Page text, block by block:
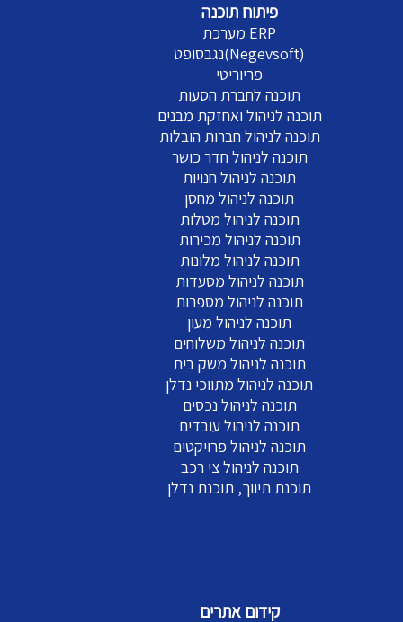
פיתוח תוכנה
מערכת ERP
נגבסופט(Negevsoft)
פריוריטי
תוכנה לחברת הסעות
תוכנה לניהול ואחזקת מבנים
תוכנה לניהול חברות הובלות
תוכנה לניהול חדר כושר
תוכנה לניהול חנויות
תוכנה לניהול מחסן
תוכנה לניהול מטלות
תוכנה לניהול מכירות
תוכנה לניהול מלונות
תוכנה לניהול מסעדות
תוכנה לניהול מספרות
תוכנה לניהול מעון
תוכנה לניהול משלוחים
תוכנה לניהול משק בית
תוכנה לניהול מתווכי נדלן
תוכנה לניהול נכסים
תוכנה לניהול עובדים
תוכנה לניהול פרויקטים
תוכנה לניהול צי רכב
תוכנת תיווך, תוכנת נדלן
קידום אתרים